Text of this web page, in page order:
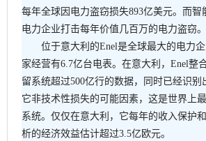
每年全球因电力盗窃损失893亿美元。而智
电力企业打击每年价值几百万的电力盗窃。
位于意大利的Enel是全球最大的电力
家经营有6.7亿台电表。在意大利，Enel整
留系统超过500亿行的数据，同时已经识别
它非技术性损失的可能因素，这是世界上
系统。仅仅在意大利，它每年的收入保护
析的经济效益估计超过3.5亿欧元。